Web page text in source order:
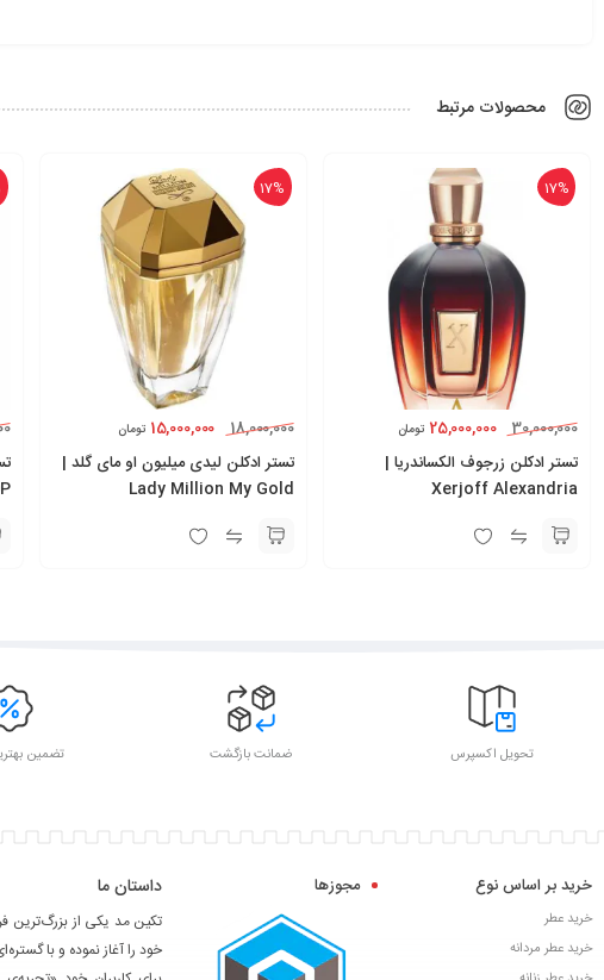
محصولات مرتبط
17%
30,000,000
25,000,000 تومان
تستر ادکلن زرجوف الکساندریا |
Xerjoff Alexandria
17%
18,000,000
15,000,000 تومان
تستر ادکلن لیدی میلیون او مای گلد |
Lady Million My Gold
تحویل اکسپرس ضمانت بازگشت تضمین
خرید بر اساس نوع
خرید عطر
خرید عطر مردانه
مجوزها داستان ما
خود را آغاز نموده و با